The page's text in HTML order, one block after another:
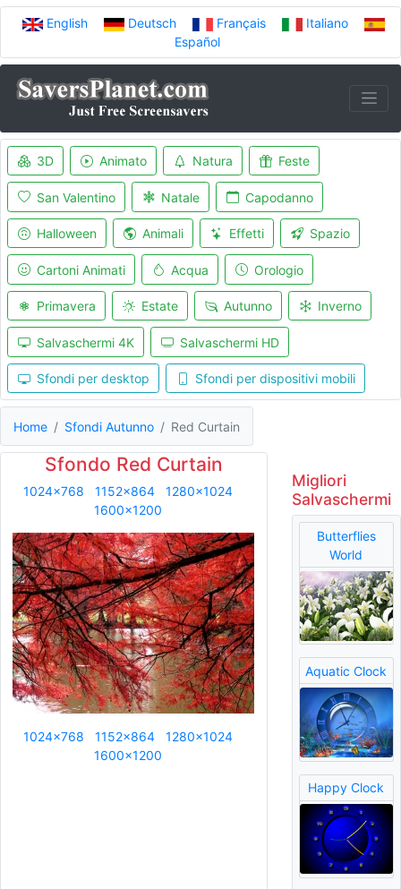
English Deutsch Français
Italiano
Español
3D Animato Natura Feste
San Valentino Natale Capodanno
Halloween Animali Effetti Spazio
Cartoni Animati Acqua Orologio
Primavera Estate Autunno Inverno
Salvaschermi 4K Salvaschermi HD
Sfondi per desktop Sfondi per dispositivi mobili
Home Sfondi Autunno Red Curtain
Sfondo Red Curtain
1024x768 1152x864
1280x1024
1600x1200
1024x768 1152x864
1280x1024
1600x1200
Migliori
Salvaschermi
Butterflies
World
Aquatic Clock
Happy Clock